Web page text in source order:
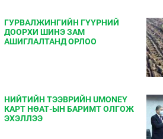
ГУРВАЛЖИНГИЙН ГҮҮРНИЙ
ДООРХИ ШИНЭ ЗАМ
АШИГЛАЛТАНД ОРЛОО
НИЙТИЙН ТЭЭВРИЙН UMONEY
КАРТ НӨАТ-ЫН БАРИМТ ОЛГОЖ
ЭХЭЛЛЭЭ